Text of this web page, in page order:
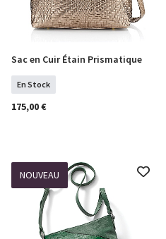
COMMANDER
Sac en Cuir Étain Prismatique
En Stock
175,00 €
NOUVEAU